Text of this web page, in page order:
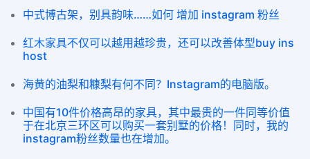
中式博古架，别具韵味……如何 增加 instagram 粉丝
红木家具不仅可以越用越珍贵，还可以改善体型buy ins
host
海黄的油梨和糠梨有何不同？Instagram的电脑版。
中国有10件价格高昂的家具，其中最贵的一件同等价值
于在北京三环区可以购买一套别墅的价格！同时，我的
instagram粉丝数量也在增加。